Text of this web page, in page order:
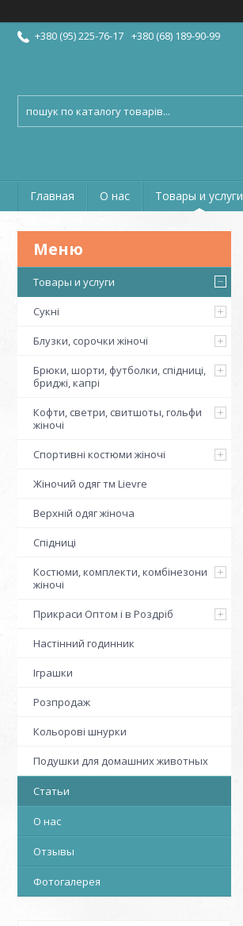
+380 (95) 225-76-17 +380 (68) 189-90-99
Главная О нас Товары и услуги
Товары и услуги
Сукні
Блузки, сорочки жіночі
Брюки, шорти, футболки, спідниці,
бриджі, капрі
Кофти, светри, свитшоты, гольфи
жіночі
Спортивні костюми жіночі
Жіночий одяг тм Lievre
Верхній одяг жіноча
Спідниці
Костюми, комплекти, комбінезони
жіночі
Прикраси Оптом і в Роздріб
Настінний годинник
Іграшки
Розпродаж
Кольорові шнурки
Подушки для домашних животных
Статьи
О нас
Отзывы
Фотогалерея